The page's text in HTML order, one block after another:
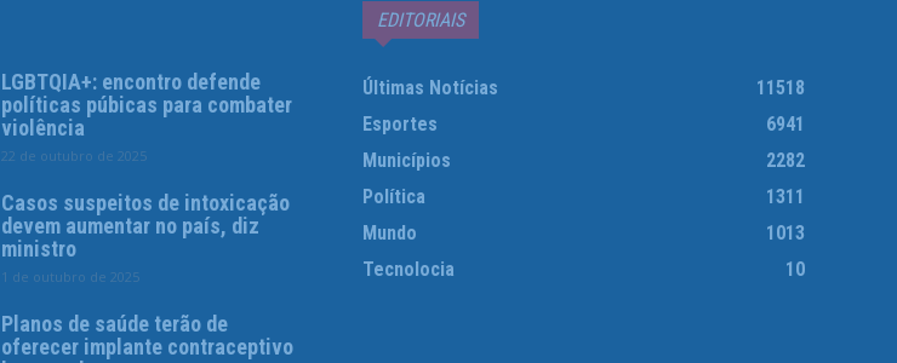
LGBTQIA+: encontro defende
políticas púbicas para combater
violência
22 de outubro de 2025
Casos suspeitos de intoxicação
devem aumentar no país, diz
ministro
1 de outubro de 2025
Planos de saúde terão de
oferecer implante contraceptivo
EDITORIAIS
Últimas Notícias
11518
Esportes
6941
Municípios
2282
Política
1311
Mundo
1013
Tecnolocia
10